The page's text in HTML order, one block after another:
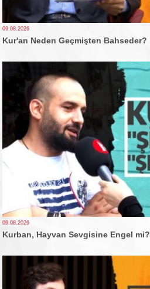
09.08.2026
Kur'an Neden Geçmişten Bahseder?
09.08.2026
Kurban, Hayvan Sevgisine Engel mi?